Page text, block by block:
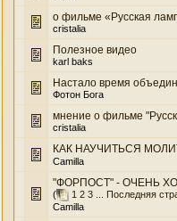
о фильме «Русская
cristalia
Полезное видео
karl baks
Настало время
Фотон Бога
мнение о фильме
cristalia
КАК НАУЧИТЬСЯ
Camilla
"ФОРПОСТ" - ОЧЕНЬ
( 1 2 3 Последняя
Camilla